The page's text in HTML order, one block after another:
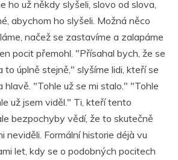
ho už někdy slyšeli, slovo od slova,
abychom ho slyšeli. Možná něco
načež se zastavíme a zalapáme
pocit přemohl. "Přísahal bych, že se
to úplně stejně," slyšíme lidi, kteří se
hlavě. "Tohle už se mi stalo." "Tohle
už jsem viděl." Ti, kteří tento
bezpochyby vědí, že to skutečně
neviděli. Formální historie déjà vu
let, kdy se o podobných pocitech